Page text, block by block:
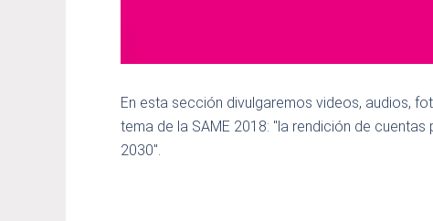
En esta sección divulgaremos videos, audios,
tema de la SAME 2018: "la rendición de
2030".